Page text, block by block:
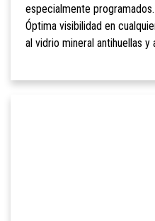
especialmente programados.
Óptima visibilidad en
al vidrio mineral antihuellas y